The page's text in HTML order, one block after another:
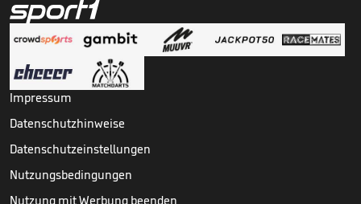
Impressum
Datenschutzhinweise
Datenschutzeinstellungen
Nutzungsbedingungen
Nutzung mit Werbung beenden